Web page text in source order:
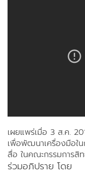
เผยแพร่เมื่อ 3 ส.ค.
เพื่อพัฒนาเครื่องมือใ
สื่อ ในคณะกรรมการสิ
ร่วมอภิปราย โดย